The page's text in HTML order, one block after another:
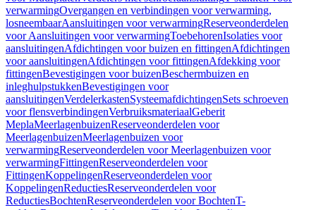
verwarmingOvergangen en verbindingen voor verwarming,
losneembaarAansluitingen voor verwarmingReserveonderdelen
voor Aansluitingen voor verwarmingToebehorenIsolaties voor
aansluitingenAfdichtingen voor buizen en fittingenAfdichtingen
voor aansluitingenAfdichtingen voor fittingenAfdekking voor
fittingenBevestigingen voor buizenBeschermbuizen en
inleghulpstukkenBevestigingen voor
aansluitingenVerdelerkastenSysteemafdichtingenSets schroeven
voor flensverbindingenVerbruiksmateriaalGeberit
MeplaMeerlagenbuizenReserveonderdelen voor
MeerlagenbuizenMeerlagenbuizen voor
verwarmingReserveonderdelen voor Meerlagenbuizen voor
verwarmingFittingenReserveonderdelen voor
FittingenKoppelingenReserveonderdelen voor
KoppelingenReductiesReserveonderdelen voor
ReductiesBochtenReserveonderdelen voor BochtenT-